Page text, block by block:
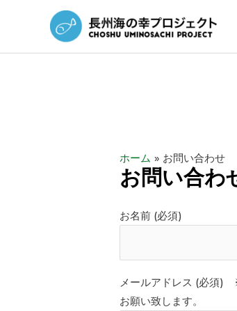
ホーム お問い合わせ
お問い合わ
お名前 (必須)
メールアドレス (必須)
お願い致します。